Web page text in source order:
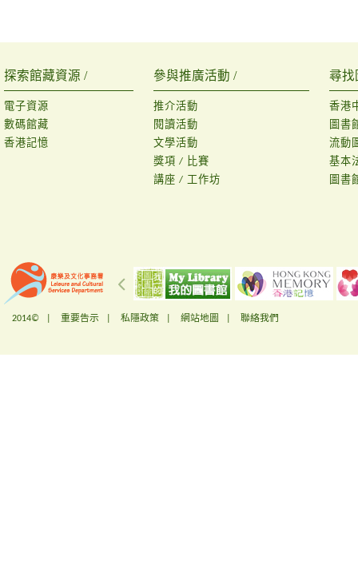
探索館藏資源 /
電子資源
數碼館藏
香港記憶
參與推廣活動 /
推介活動
閱讀活動
文學活動
獎項 / 比賽
講座 / 工作坊
尋找
香港
圖書
流動
基本
圖書
2014© | 重要告示 私隱政策 網站地圖 聯絡我們